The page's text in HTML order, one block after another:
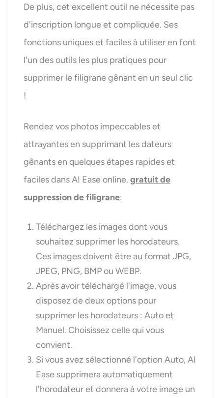
De plus, cet excellent outil ne nécessite pas
d'inscription longue et compliquée. Ses
fonctions uniques et faciles à utiliser en font
l'un des outils les plus pratiques pour
supprimer le filigrane gênant en un seul clic
!
Rendez vos photos impeccables et
attrayantes en supprimant les dateurs
gênants en quelques étapes rapides et
faciles dans AI Ease online.gratuit de
suppression de filigrane:
Téléchargez les images dont vous
souhaitez supprimer les horodateurs.
Ces images doivent être au format JPG,
JPEG, PNG, BMP ou WEBP.
Après avoir téléchargé l'image, vous
disposez de deux options pour
supprimer les horodateurs : Auto et
Manuel. Choisissez celle qui vous
convient.
Si vous avez sélectionné l'option Auto, AI
Ease supprimera automatiquement
l'horodateur et donnera à votre image un